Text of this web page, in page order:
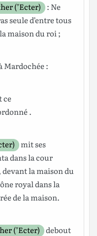
(’Ecter)
: Ne
seuled’entre tous
maisonduroi;
Mardochée:
ce
.
mitses
dans lacour
devantlamaisondu
royaldans la
de lamaison.
(’Ecter) debout